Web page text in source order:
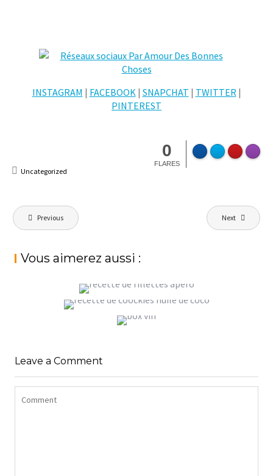
INSTAGRAM | FACEBOOK | SNAPCHAT | TWITTER |
PINTEREST
0
FLARES
Uncategorized
Navigation
de
Previous Next
Vous aimerez aussi :
RILLETTES DE THON POUR L’APÉRO, OU
StéphanieM
Leave a Comment